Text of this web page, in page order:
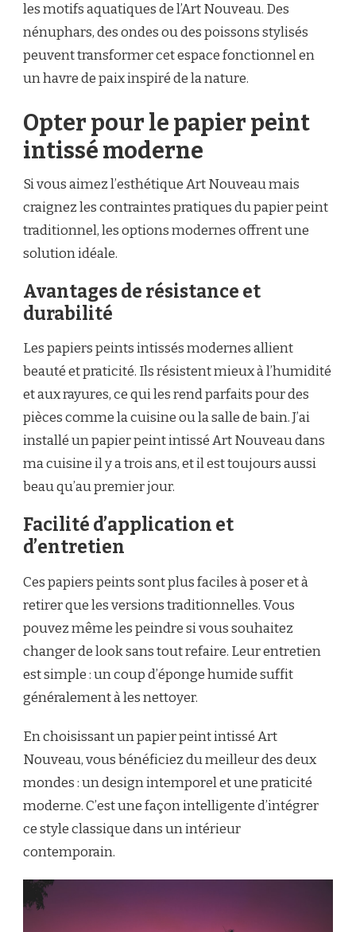
les motifs aquatiques de l’Art Nouveau. Des
nénuphars, des ondes ou des poissons stylisés
peuvent transformer cet espace fonctionnel en
un havre de paix inspiré de la nature.
Opter pour le papier peint
intissé moderne
Si vous aimez l’esthétique Art Nouveau mais
craignez les contraintes pratiques du papier peint
traditionnel, les options modernes offrent une
solution idéale.
Avantages de résistance et
durabilité
Les papiers peints intissés modernes allient
beauté et praticité. Ils résistent mieux à l’humidité
et aux rayures, ce qui les rend parfaits pour des
pièces comme la cuisine ou la salle de bain. J’ai
installé un papier peint intissé Art Nouveau dans
ma cuisine il y a trois ans, et il est toujours aussi
beau qu’au premier jour.
Facilité d’application et
d’entretien
Ces papiers peints sont plus faciles à poser et à
retirer que les versions traditionnelles. Vous
pouvez même les peindre si vous souhaitez
changer de look sans tout refaire. Leur entretien
est simple : un coup d’éponge humide suffit
généralement à les nettoyer.
En choisissant un papier peint intissé Art
Nouveau, vous bénéficiez du meilleur des deux
mondes : un design intemporel et une praticité
moderne. C’est une façon intelligente d’intégrer
ce style classique dans un intérieur
contemporain.